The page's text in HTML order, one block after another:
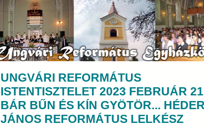
UNGVÁRI REFORMÁTUS
ISTENTISZTELET 2023 FEBRUÁR 21
BÁR BŰN ÉS KÍN GYÖTÖR... HÉDER
JÁNOS REFORMÁTUS LELKÉSZ